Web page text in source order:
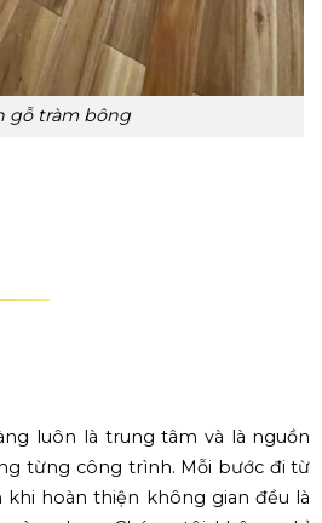
gỗ tràm bông
luôn là trung tâm và là nguồn
từng công trình. Mỗi bước đi từ
hoàn thiện không gian đều là